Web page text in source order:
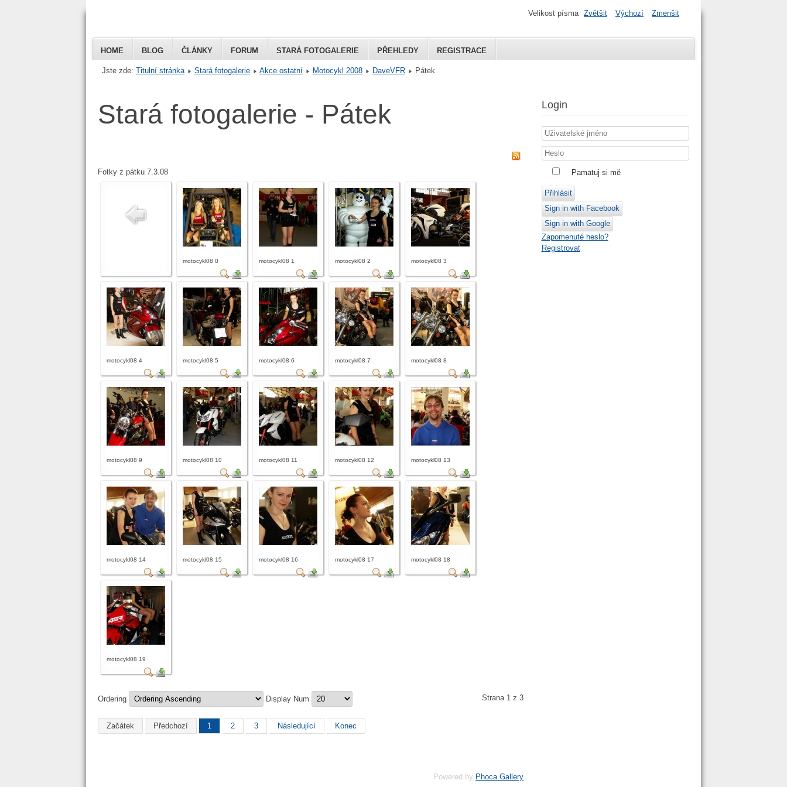
Honda VFR Club
Czech
HOME BLOG ČLÁNKY FORUM STARÁ FOTOGALERIE PŘEHLEDY REGISTRACE
Velikost písma Zvětšit Výchozí Zmenšit
Jste zde: Titulní stránka Stará fotogalerie Akce ostatní Motocykl 2008 DaveVFR Pátek
Stará fotogalerie - Pátek
Fotky z pátku 7.3.08
motocykl08 0 motocykl08 1 motocykl08 2 motocykl08 3
motocykl08 4 motocykl08 5 motocykl08 6 motocykl08 7 motocykl08 8
motocykl08 9 motocykl08 10 motocykl08 11 motocykl08 12 motocykl08 13
motocykl08 14 motocykl08 15 motocykl08 16 motocykl08 17 motocykl08 18
motocykl08 19
Ordering Display Num Strana 1 z 3
Začátek Předchozí 1 2 3 Následující Konec
Powered by Phoca Gallery
Login
Pamatuj si mě
Přihlásit
Sign in with Facebook
Sign in with Google
Zapomenuté heslo?
Registrovat